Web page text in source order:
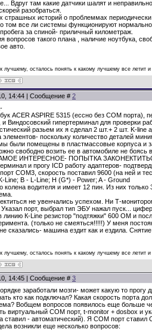
Вдруг там какие датчики шалят и
разобраться.
страшных историй о проблеммах
том все ли системы функционируют
за спиной- приличный километраж.
вопросов такого плана , наличие ноутбука,
авто.
лучшему, осталось понять к какому лучшему все летит и
14:44 | Сообщение # 2
АСЕR ASPIRE 5315 (ессно без СОМ порта),
Виндосовский гипертерминал для проверки
разьем их я сделал 2 шт.+ 2 шт. K-
поскольку количество деталей
были помещены в пластмассовые корпуса и
свободно возить ее в автомобиле не
ИНТЕРЕСНОЕ- ПОПЫТКА
и прогу ICD работу адаптеров-
COM3, скорость поставил 9600 (на ней и
Line; B - L-Line; H (G*) - Power; A - Ground
колена водителя и имеет 12 пин. Из них
не увенчались успехом. Ни Т-
порт, выбрал тип ЭБУ нажал пуск...
линию К-Line резистор "подтяжки" 600 ОМ и
(только не смеяться!!!!!) У меня
сказались- машина ездит как и ездила.
лучшему, осталось понять к какому лучшему все летит
14:45 | Сообщение # 3
заработали мозги- может какую то
кто как подключал? Какая скорость порта
Вобщем вопросов появилось еще больше
виртуальный СОМ порт, t-monitor + dosbox и
ставил - автоматический). Я СОМ порт
возникли еще несколько вопросов: